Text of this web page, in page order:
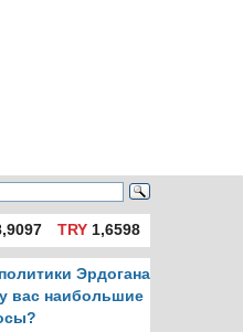
TRY1,6598
Эрдогана
вас наибольшие